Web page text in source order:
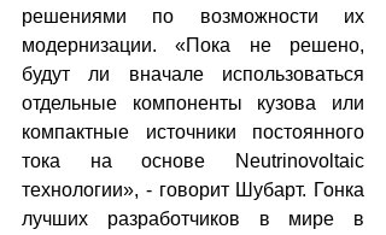
решениями по возможности их
модернизации. «Пока не решено,
будут ли вначале использоваться
отдельные компоненты кузова или
компактные источники постоянного
тока на основе Neutrinovoltaic
технологии», - говорит Шубарт. Гонка
лучших разработчиков в мире в